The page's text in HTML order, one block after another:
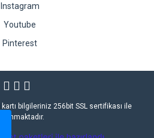
Instagram
Youtube
Pinterest
kartı bilgileriniz 256bit SSL sertifikası ile
korunmaktadır.